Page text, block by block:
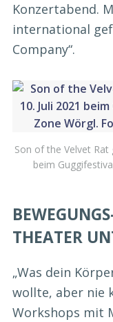
Konzertabend.
international
Company“.
Son of the Velvet Rat
beim
THEATER
„Was dein
wollte, aber nie
Workshops mit